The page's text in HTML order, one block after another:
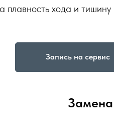
плавность хода и
Запись на сервис